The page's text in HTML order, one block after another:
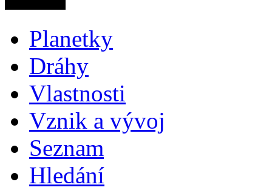
Planetky
Dráhy
Vlastnosti
Vznik a vývoj
Seznam
Hledání